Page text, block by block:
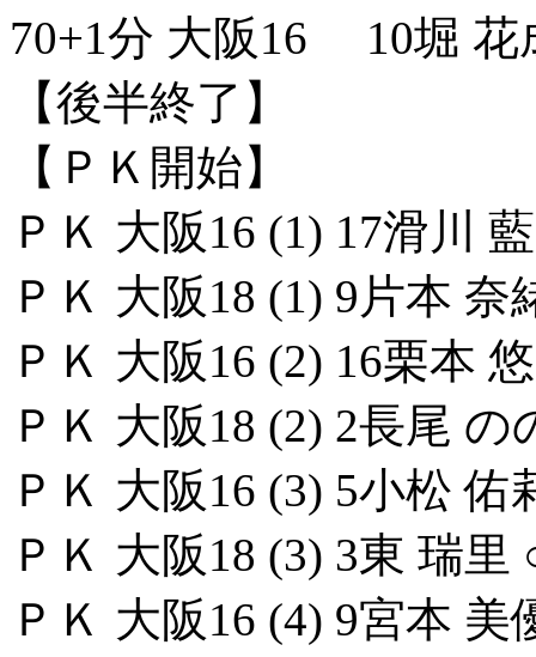
70+1分 大阪16 10堀
【後半終了】
【ＰＫ開始】
ＰＫ 大阪16 (1) 17滑川
ＰＫ 大阪18 (1) 9片本 奈
ＰＫ 大阪16 (2) 16栗本
ＰＫ 大阪18 (2) 2長尾 の
ＰＫ 大阪16 (3) 5小松 佑
ＰＫ 大阪18 (3) 3東 瑞里
ＰＫ 大阪16 (4) 9宮本 美